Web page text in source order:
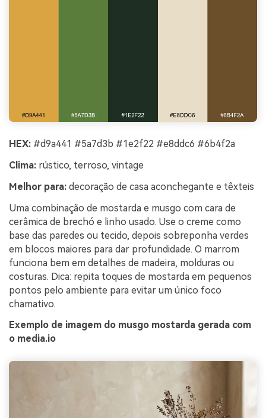
HEX: #d9a441 #5a7d3b #1e2f22 #e8ddc6 #6b4f2a
Clima: rústico, terroso, vintage
Melhor para: decoração de casa aconchegante e têxteis
Uma combinação de mostarda e musgo com cara de
cerâmica de brechó e linho usado. Use o creme como
base das paredes ou tecido, depois sobreponha verdes
em blocos maiores para dar profundidade. O marrom
funciona bem em detalhes de madeira, molduras ou
costuras. Dica: repita toques de mostarda em pequenos
pontos pelo ambiente para evitar um único foco
chamativo.
Exemplo de imagem do musgo mostarda gerada com
o media.io